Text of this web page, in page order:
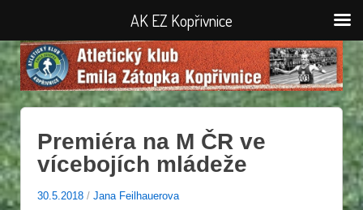
Premiéra na M ČR ve
vícebojích mládeže
30.5.2018 / Jana Feilhauerova
AK EZ Kopřivnice